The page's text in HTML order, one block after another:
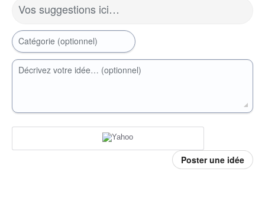
Vos suggestions ici…
Catégorie (optionnel)
Décrivez votre idée… (optionnel)
Poster une idée